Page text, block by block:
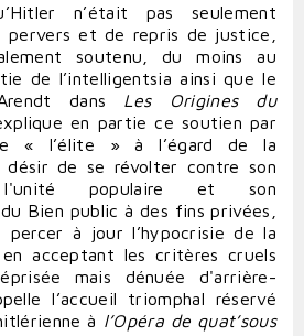
n’était pas seulement
pervers et de repris de justice,
soutenu, du moins au
de l’intelligentsia ainsi que le
dans Les Origines du
en partie ce soutien par
« l’élite » à l’égard de la
désir de se révolter contre son
populaire et son
Bien public à des fins privées,
à jour l’hypocrisie de la
acceptant les critères cruels
mais dénuée d'arrière-
l’accueil triomphal réservé
à l’Opéra de quat’sous